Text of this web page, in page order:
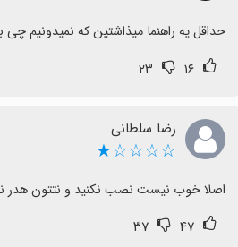
اضافه کردن راهنمای تعاملی و
حداقل یه راهنما میذاشتین که نمیدونیم
۱۶ ۲۳
رضا سلطانی
☆☆☆☆★
اصلا خوب نیست نصب نکنید و نتتون هدر
۴۷ ۳۷